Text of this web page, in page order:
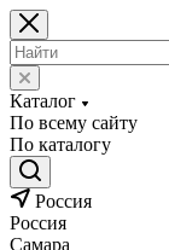
Каталог
По всему сайту
По каталогу
Россия
Россия
Самара